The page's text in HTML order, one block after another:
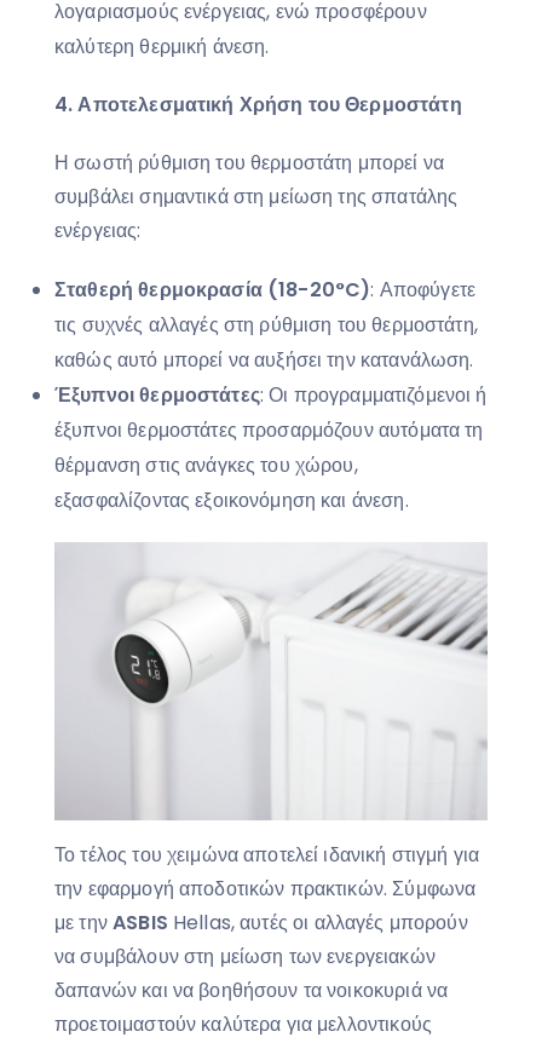
λογαριασμούς ενέργειας, ενώ προσφέρουν
καλύτερη θερμική άνεση.
4. Αποτελεσματική Χρήση του Θερμοστάτη
Η σωστή ρύθμιση του θερμοστάτη μπορεί να
συμβάλει σημαντικά στη μείωση της σπατάλης
ενέργειας:
Σταθερή θερμοκρασία (18-20°C): Αποφύγετε
τις συχνές αλλαγές στη ρύθμιση του θερμοστάτη,
καθώς αυτό μπορεί να αυξήσει την κατανάλωση.
Έξυπνοι θερμοστάτες: Οι προγραμματιζόμενοι ή
έξυπνοι θερμοστάτες προσαρμόζουν αυτόματα τη
θέρμανση στις ανάγκες του χώρου,
εξασφαλίζοντας εξοικονόμηση και άνεση.
Το τέλος του χειμώνα αποτελεί ιδανική στιγμή για
την εφαρμογή αποδοτικών πρακτικών. Σύμφωνα
με τηνASBIS Hellas, αυτές οι αλλαγές μπορούν
να συμβάλουν στη μείωση των ενεργειακών
δαπανών και να βοηθήσουν τα νοικοκυριά να
προετοιμαστούν καλύτερα για μελλοντικούς